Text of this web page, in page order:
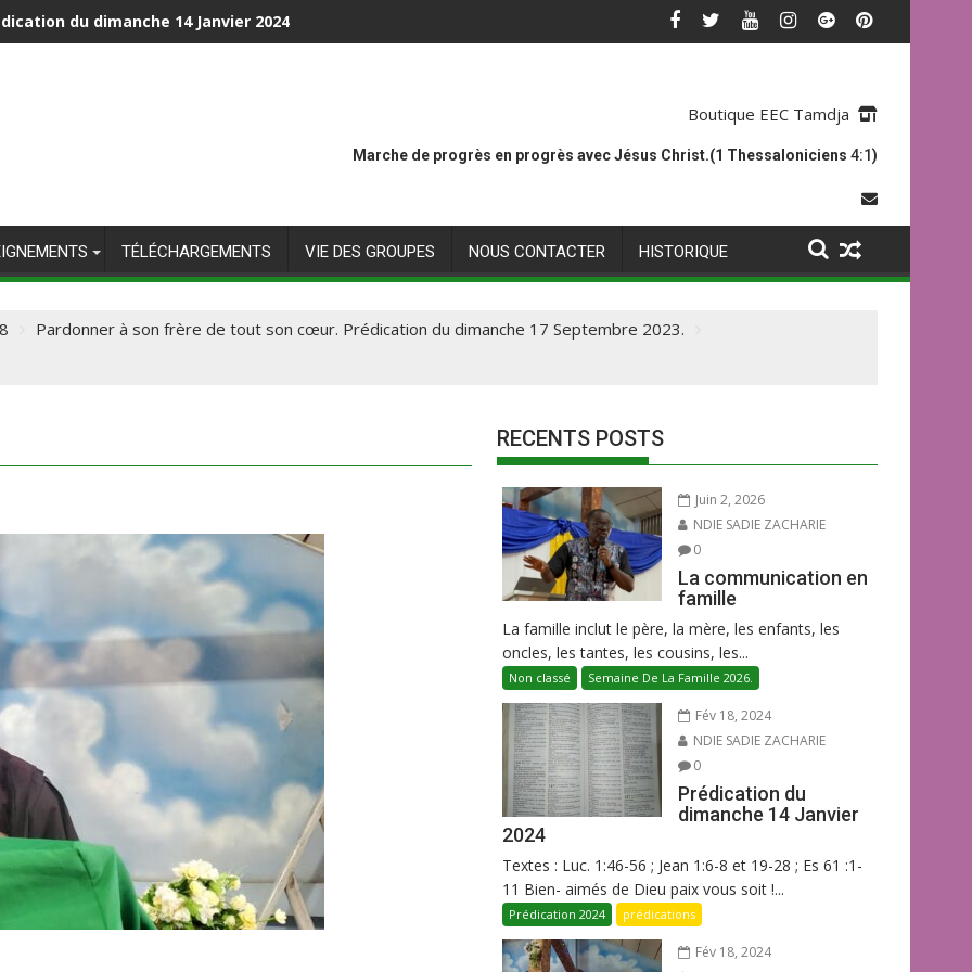
du dimanche 14 Janvier 2024
Boutique EEC Tamdja
Marche de progrès en progrès avec Jésus Christ.(1 Thessaloniciens 4:1)
TÉLÉCHARGEMENTS VIE DES GROUPES NOUS CONTACTER HISTORIQUE
Pardonner à son frère de tout son cœur. Prédication du dimanche 17 Septembre 2023.
RECENTS POSTS
Juin 2, 2026
NDIE SADIE ZACHARIE
0
La communication en
famille
La famille inclut le père, la mère, les enfants, les
oncles, les tantes, les cousins, les...
Non classé Semaine De La Famille 2026.
Fév 18, 2024
NDIE SADIE ZACHARIE
0
Prédication du
dimanche 14 Janvier
2024
Textes : Luc. 1:46-56 ; Jean 1:6-8 et 19-28 ; Es 61 :1-
11 Bien- aimés de Dieu paix vous soit !...
Prédication 2024 prédications
Fév 18, 2024